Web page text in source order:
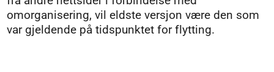
omorganisering, vil eldste versjon være den som
var gjeldende på tidspunktet for flytting.